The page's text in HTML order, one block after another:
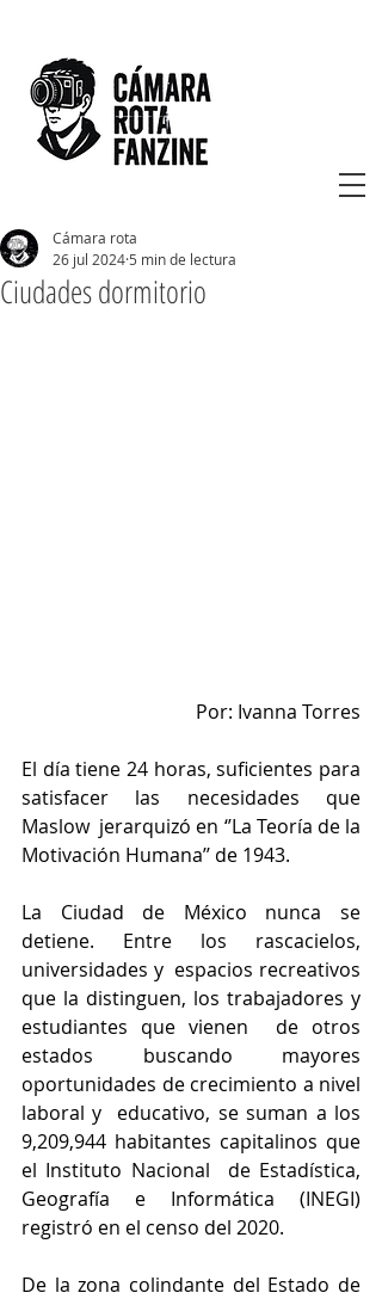
Ciudades dormitorio
Cámara rota
26 jul 2024 5 min de lectura
Por: Ivanna Torres
El día tiene 24 horas, suficientes para
satisfacer las necesidades que
Maslow  jerarquizó en ‘’La Teoría de la
Motivación Humana’’ de 1943.
La Ciudad de México nunca se
detiene. Entre los rascacielos,
universidades y  espacios recreativos
que la distinguen, los trabajadores y
estudiantes que vienen  de otros
estados buscando mayores
oportunidades de crecimiento a nivel
laboral y  educativo, se suman a los
9,209,944 habitantes capitalinos que
el Instituto Nacional  de Estadística,
Geografía e Informática (INEGI)
registró en el censo del 2020.
De la zona colindante del Estado de